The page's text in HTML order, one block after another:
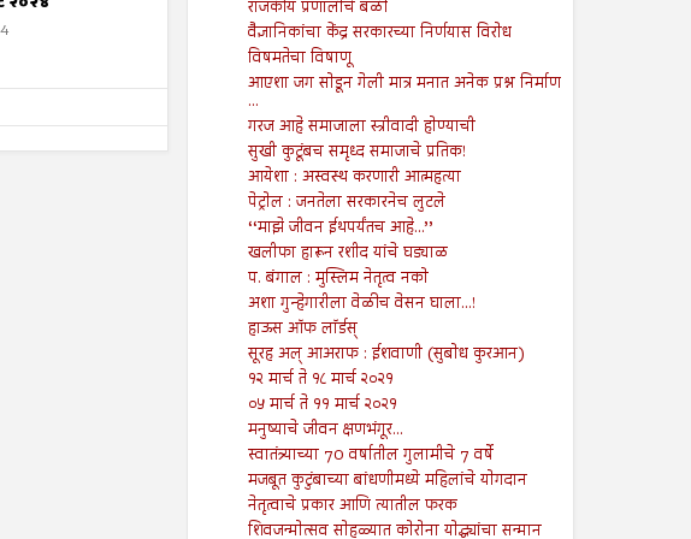
7/26/2024 Shodhan
राजकीय प्रणालीचे बळी
वैज्ञानिकांचा केंद्र सरकारच्या निर्णयास विरोध
विषमतेचा विषाणू
आएशा जग सोडून गेली मात्र मनात अनेक प्रश्न निर्माण
...
गरज आहे समाजाला स्त्रीवादी होण्याची
सुखी कुटूंबच समृध्द समाजाचे प्रतिक!
आयेशा : अस्वस्थ करणारी आत्महत्या
पेट्रोल : जनतेला सरकारनेच लुटले
‘‘माझे जीवन ईथपर्यंतच आहे...’’
खलीफा हारून रशीद यांचे घड्याळ
प. बंगाल : मुस्लिम नेतृत्व नको
अशा गुन्हेगारीला वेळीच वेसन घाला...!
हाऊस ऑफ लॉर्डस्
सूरह अल् आअराफ : ईशवाणी (सुबोध कुरआन)
१२ मार्च ते १८ मार्च २०२१
०५ मार्च ते ११ मार्च २०२१
मनुष्याचे जीवन क्षणभंगूर...
स्वातंत्र्याच्या 70 वर्षातील गुलामीचे 7 वर्षे
मजबूत कुटुंबाच्या बांधणीमध्ये महिलांचे योगदान
नेतृत्वाचे प्रकार आणि त्यातील फरक
शिवजन्मोत्सव सोहळ्यात कोरोना योद्ध्यांचा सन्मान